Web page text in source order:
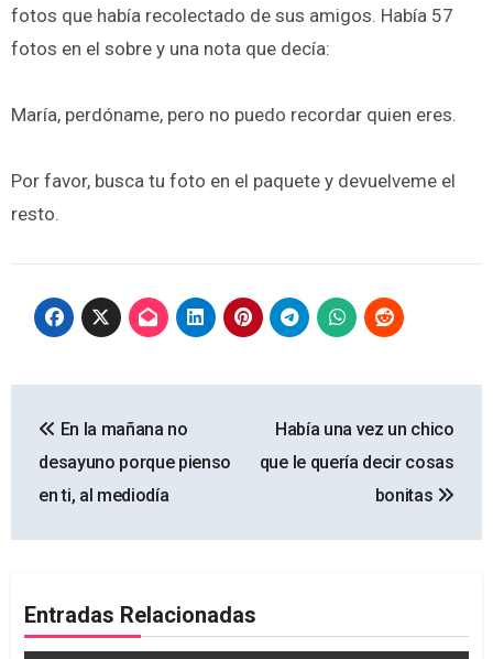
fotos que había recolectado de sus amigos. Había 57
fotos en el sobre y una nota que decía:
María, perdóname, pero no puedo recordar quien eres.
Por favor, busca tu foto en el paquete y devuelveme el
resto.
de
entradas
En la mañana no
desayuno porque pienso
en ti, al mediodía
Había una vez un chico
que le quería decir cosas
bonitas
Entradas Relacionadas